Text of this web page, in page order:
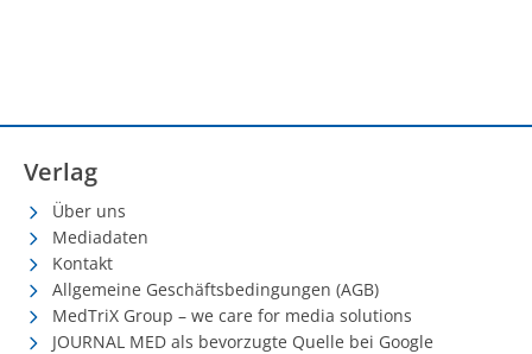
Verlag
Über uns
Mediadaten
Kontakt
Allgemeine Geschäftsbedingungen (AGB)
MedTriX Group – we care for media solutions
JOURNAL MED als bevorzugte Quelle bei Google